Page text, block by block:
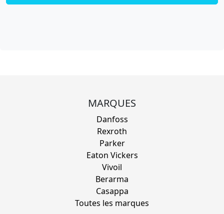
MARQUES
Danfoss
Rexroth
Parker
Eaton Vickers
Vivoil
Berarma
Casappa
Toutes les marques